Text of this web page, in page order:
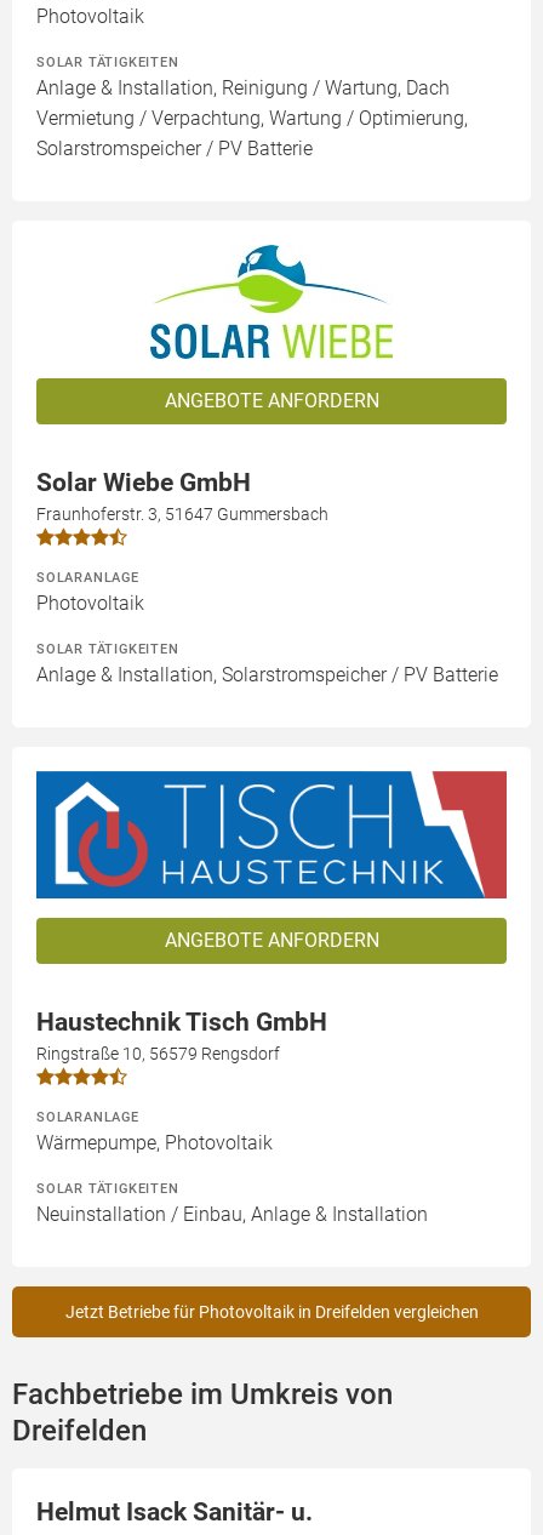
Photovoltaik
SOLAR TÄTIGKEITEN
Anlage & Installation, Reinigung / Wartung, Dach
Vermietung / Verpachtung, Wartung / Optimierung,
Solarstromspeicher / PV Batterie
ANGEBOTE ANFORDERN
Solar Wiebe GmbH
Fraunhoferstr. 3, 51647 Gummersbach
SOLARANLAGE
Photovoltaik
SOLAR TÄTIGKEITEN
Anlage & Installation, Solarstromspeicher / PV Batterie
ANGEBOTE ANFORDERN
Haustechnik Tisch GmbH
Ringstraße 10, 56579 Rengsdorf
SOLARANLAGE
Wärmepumpe, Photovoltaik
SOLAR TÄTIGKEITEN
Neuinstallation / Einbau, Anlage & Installation
Jetzt Betriebe für Photovoltaik in Dreifelden vergleichen
Fachbetriebe im Umkreis von
Dreifelden
Helmut Isack Sanitär- u.